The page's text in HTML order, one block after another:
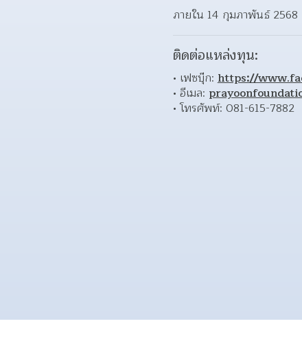
ภายใน 14 กุมภาพันธ์ 2568
ติดต่อแหล่งทุน:
เฟซบุ๊ก: https://
อีเมล:
โทรศัพท์: 081-615-7882